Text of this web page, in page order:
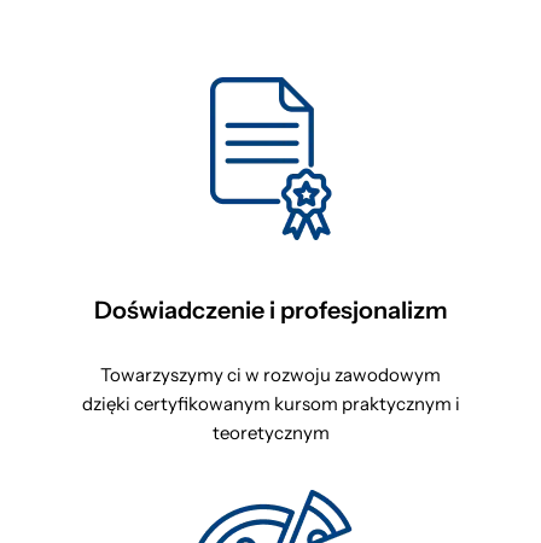
Doświadczenie i profesjonalizm
Towarzyszymy ci w rozwoju zawodowym
dzięki certyfikowanym kursom praktycznym i
teoretycznym